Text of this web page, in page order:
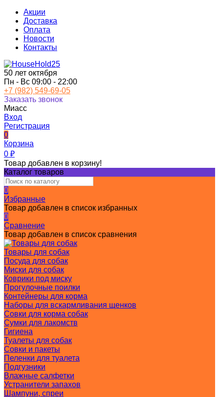
Акции
Доставка
Оплата
Новости
Контакты
50 лет октября
Пн - Вс 09:00 - 22:00
+7 (982) 549-69-05
Заказать звонок
Миасс
Вход
Регистрация
0
Корзина
0 ₽
Товар добавлен в корзину!
Каталог товаров
0
Избранные
Товар добавлен в список избранных
0
Сравнение
Товар добавлен в список сравнения
Товары для собак
Посуда для собак
Миски для собак
Коврики под миску
Прогулочные поилки
Контейнеры для корма
Наборы для вскармливания щенков
Совки для корма собак
Сумки для лакомств
Гигиена
Туалеты для собак
Совки и пакеты
Пеленки для туалета
Подгузники
Влажные салфетки
Устранители запахов
Шампуни, спреи